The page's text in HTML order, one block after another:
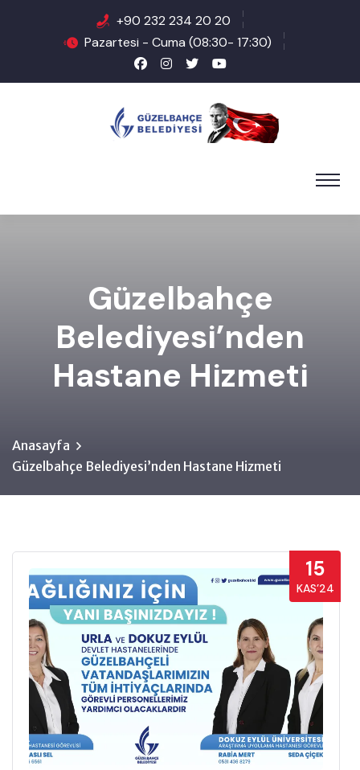
+90 232 234 20 20
Pazartesi - Cuma (08:30- 17:30)
Güzelbahçe
Belediyesi’nden
Hastane Hizmeti
Anasayfa
Güzelbahçe Belediyesi’nden Hastane Hizmeti
15
KAS’24